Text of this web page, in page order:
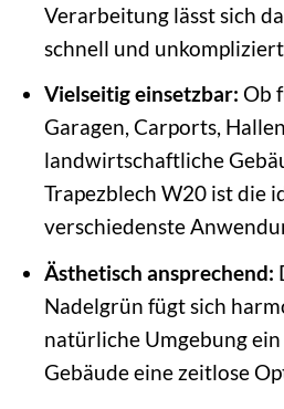
Verarbeitung lässt sich
schnell und
Vielseitig einsetzbar: Ob
Garagen, Carports,
landwirtschaftliche
Trapezblech W20 ist die
verschiedenste
Ästhetisch ansprechend:
Nadelgrün fügt sich
natürliche Umgebung
Gebäude eine zeitlose